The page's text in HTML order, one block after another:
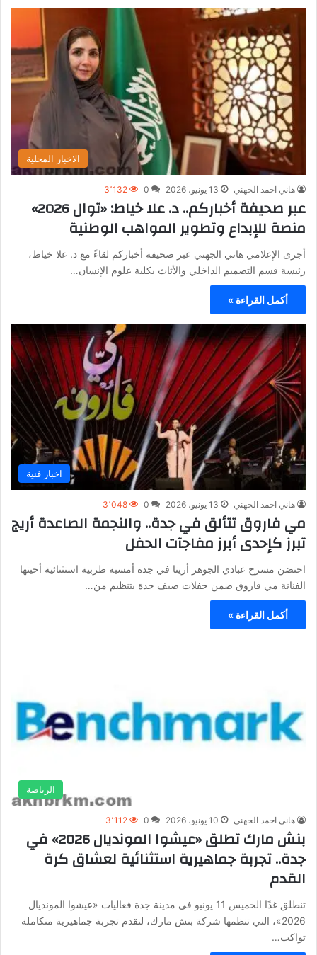
الاخبار المحلية
هاني احمد الجهني 13 يونيو، 2026 0 3٬132
عبر صحيفة أخباركم.. د. علا خياط: «توال 2026»
منصة للإبداع وتطوير المواهب الوطنية
أجرى الإعلامي هاني الجهني عبر صحيفة أخباركم لقاءً مع د. علا خياط،
رئيسة قسم التصميم الداخلي والأثاث بكلية علوم الإنسان…
أكمل القراءة »
اخبار فنية
هاني احمد الجهني 13 يونيو، 2026 0 3٬048
مي فاروق تتألق في جدة.. والنجمة الصاعدة أريج
تبرز كإحدى أبرز مفاجآت الحفل
احتضن مسرح عبادي الجوهر أرينا في جدة أمسية طربية استثنائية أحيتها
الفنانة مي فاروق ضمن حفلات صيف جدة بتنظيم من…
أكمل القراءة »
الرياضة
هاني احمد الجهني 10 يونيو، 2026 0 3٬112
بنش مارك تطلق «عيشوا المونديال 2026» في
جدة.. تجربة جماهيرية استثنائية لعشاق كرة
القدم
تنطلق غدًا الخميس 11 يونيو في مدينة جدة فعاليات «عيشوا المونديال
2026»، التي تنظمها شركة بنش مارك، لتقدم تجربة جماهيرية متكاملة
تواكب…